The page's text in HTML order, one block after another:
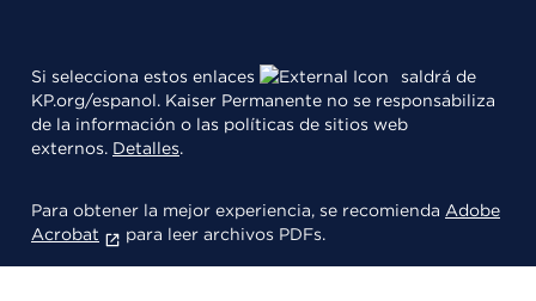
Si selecciona estos enlaces
saldrá de
KP.org/espanol. Kaiser Permanente no se responsabiliza
de la información o las políticas de sitios web
externos. Detalles.
Para obtener la mejor experiencia, se recomienda Adobe
Acrobat
para leer archivos PDFs.